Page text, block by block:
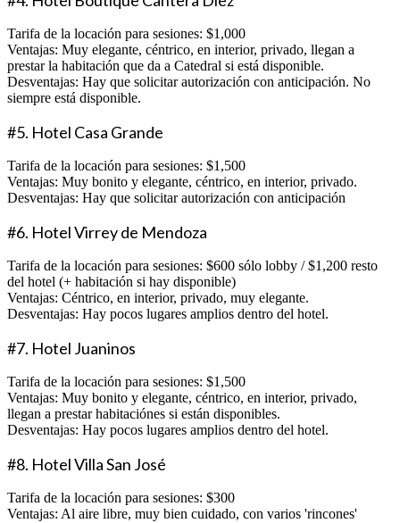
Tarifa de la locación para sesiones: $1,000
Ventajas: Muy elegante, céntrico, en interior, privado, llegan a
prestar la habitación que da a Catedral si está disponible.
Desventajas: Hay que solicitar autorización con anticipación. No
siempre está disponible.
#5. Hotel Casa Grande
Tarifa de la locación para sesiones: $1,500
Ventajas: Muy bonito y elegante, céntrico, en interior, privado.
Desventajas: Hay que solicitar autorización con anticipación
#6. Hotel Virrey de Mendoza
Tarifa de la locación para sesiones: $600 sólo lobby / $1,200 resto
del hotel (+ habitación si hay disponible)
Ventajas: Céntrico, en interior, privado, muy elegante.
Desventajas: Hay pocos lugares amplios dentro del hotel.
#7. Hotel Juaninos
Tarifa de la locación para sesiones: $1,500
Ventajas: Muy bonito y elegante, céntrico, en interior, privado,
llegan a prestar habitaciónes si están disponibles.
Desventajas: Hay pocos lugares amplios dentro del hotel.
#8. Hotel Villa San José
Tarifa de la locación para sesiones: $300
Ventajas: Al aire libre, muy bien cuidado, con varios 'rincones'